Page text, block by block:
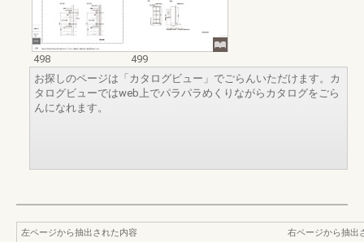
498
499
お探しのページは「カタログビュー」でごらんいただけます。カ
タログビューではweb上でパラパラめくりながらカタログをごら
んになれます。
左ページから抽出された内容
右ページから抽出